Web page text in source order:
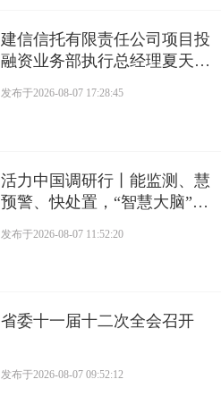
建信信托有限责任公司项目投
融资业务部执行总经理夏天接
发布于2026-08-07 17:28:45
活力中国调研行丨能监测、慧
预警、快处置，“智慧大脑”守
发布于2026-08-07 11:52:20
省委十一届十二次全会召开
发布于2026-08-07 09:52:12